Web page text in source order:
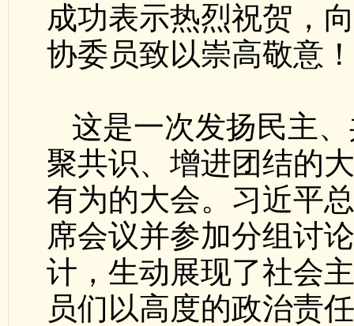
成功表示热烈祝贺，
协委员致以崇高敬意！
这是一次发扬民主
聚共识、增进团结的
有为的大会。习近平
席会议并参加分组讨
计，生动展现了社会
员们以高度的政治责